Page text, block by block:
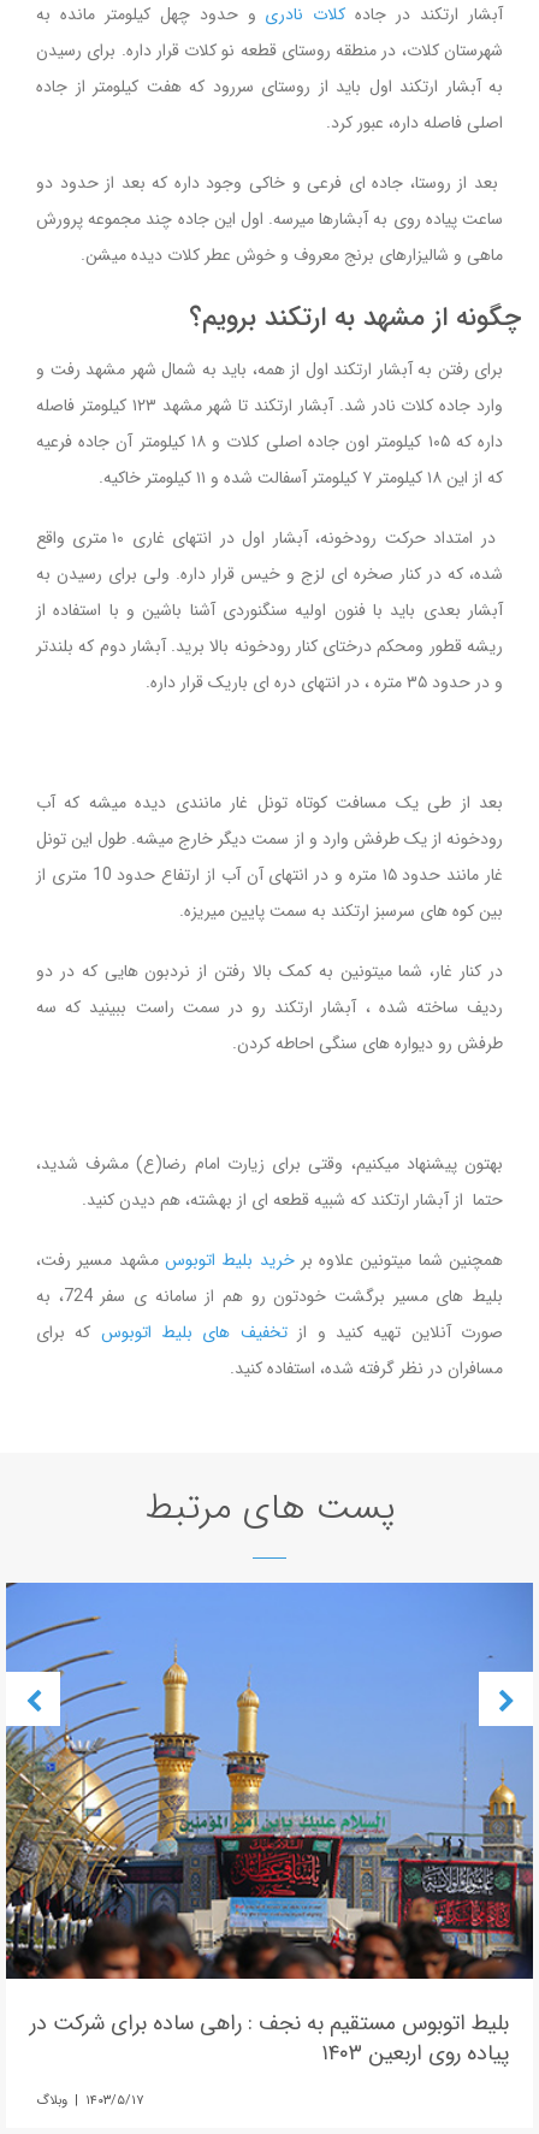
آبشار ارتکند در جاده کلات نادری و حدود چهل کیلومتر مانده به
شهرستان کلات، در منطقه روستای قطعه نو کلات قرار داره. برای رسیدن
به آبشار ارتکند اول باید از روستای سررود که هفت کیلومتر از جاده
اصلی فاصله داره، عبور کرد.
بعد از روستا، جاده ای فرعی و خاکی وجود داره که بعد از حدود دو
ساعت پیاده روی به آبشارها میرسه. اول این جاده چند مجموعه پرورش
ماهی و شالیزارهای برنج معروف و خوش عطر کلات دیده میشن.
چگونه از مشهد به ارتکند برویم؟
برای رفتن به آبشار ارتکند اول از همه، باید به شمال شهر مشهد رفت و
وارد جاده کلات نادر شد. آبشار ارتکند تا شهر مشهد ۱۲۳ کیلومتر فاصله
داره که ۱۰۵ کیلومتر اون جاده اصلی کلات و ۱۸ کیلومتر آن جاده فرعیه
که از این ۱۸ کیلومتر ۷ کیلومتر آسفالت شده و ۱۱ کیلومتر خاکیه.
در امتداد حرکت رودخونه، آبشار اول در انتهای غاری ۱۰ متری واقع
شده، که در کنار صخره ای لزج و خیس قرار داره. ولی برای رسیدن به
آبشار بعدی باید با فنون اولیه سنگنوردی آشنا باشین و با استفاده از
ریشه قطور ومحکم درختای کنار رودخونه بالا برید. آبشار دوم که بلندتر
و در حدود ۳۵ متره ، در انتهای دره ای باریک قرار داره.
بعد از طی یک مسافت کوتاه تونل غار مانندی دیده میشه که آب
رودخونه از یک طرفش وارد و از سمت دیگر خارج میشه. طول این تونل
غار مانند حدود ۱۵ متره و در انتهای آن آب از ارتفاع حدود 10 متری از
بین کوه های سرسبز ارتکند به سمت پایین میریزه.
در کنار غار، شما میتونین به کمک بالا رفتن از نردبون هایی که در دو
ردیف ساخته شده ، آبشار ارتکند رو در سمت راست ببینید که سه
طرفش رو دیواره های سنگی احاطه کردن.
بهتون پیشنهاد میکنیم، وقتی برای زیارت امام رضا(ع) مشرف شدید،
حتما از آبشار ارتکند که شبیه قطعه ای از بهشته، هم دیدن کنید.
همچنین شما میتونین علاوه برخرید بلیط اتوبوس مشهد مسیر رفت،
بلیط های مسیر برگشت خودتون رو هم از سامانه ی سفر 724، به
صورت آنلاین تهیه کنید و ازتخفیف های بلیط اتوبوس که برای
مسافران در نظر گرفته شده، استفاده کنید.
پست های مرتبط
بلیط اتوبوس مستقیم به نجف : راهی ساده برای شرکت در
پیاده روی اربعین ۱۴۰۳
۱۴۰۳/۵/۱۷ | وبلاگ